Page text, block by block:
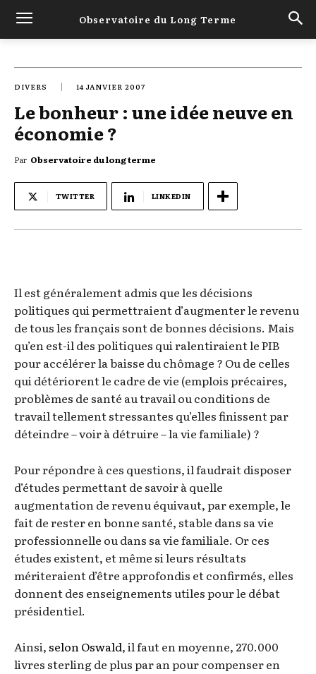
Observatoire du Long Terme
DIVERS 14 JANVIER 2007
Le bonheur : une idée neuve en
économie ?
Par Observatoire du long terme
TWITTER LINKEDIN
Il est généralement admis que les décisions
politiques qui permettraient d’augmenter le revenu
de tous les français sont de bonnes décisions. Mais
qu’en est-il des politiques qui ralentiraient le PIB
pour accélérer la baisse du chômage ? Ou de celles
qui détériorent le cadre de vie (emplois précaires,
problèmes de santé au travail ou conditions de
travail tellement stressantes qu’elles finissent par
déteindre – voir à détruire – la vie familiale) ?
Pour répondre à ces questions, il faudrait disposer
d’études permettant de savoir à quelle
augmentation de revenu équivaut, par exemple, le
fait de rester en bonne santé, stable dans sa vie
professionnelle ou dans sa vie familiale. Or ces
études existent, et même si leurs résultats
mériteraient d’être approfondis et confirmés, elles
donnent des enseignements utiles pour le débat
présidentiel.
Ainsi, selon Oswald, il faut en moyenne, 270.000
livres sterling de plus par an pour compenser en